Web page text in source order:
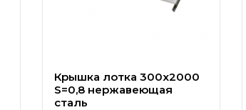
Крышка лотка 300х2000
S=0,8 нержавеющая
сталь